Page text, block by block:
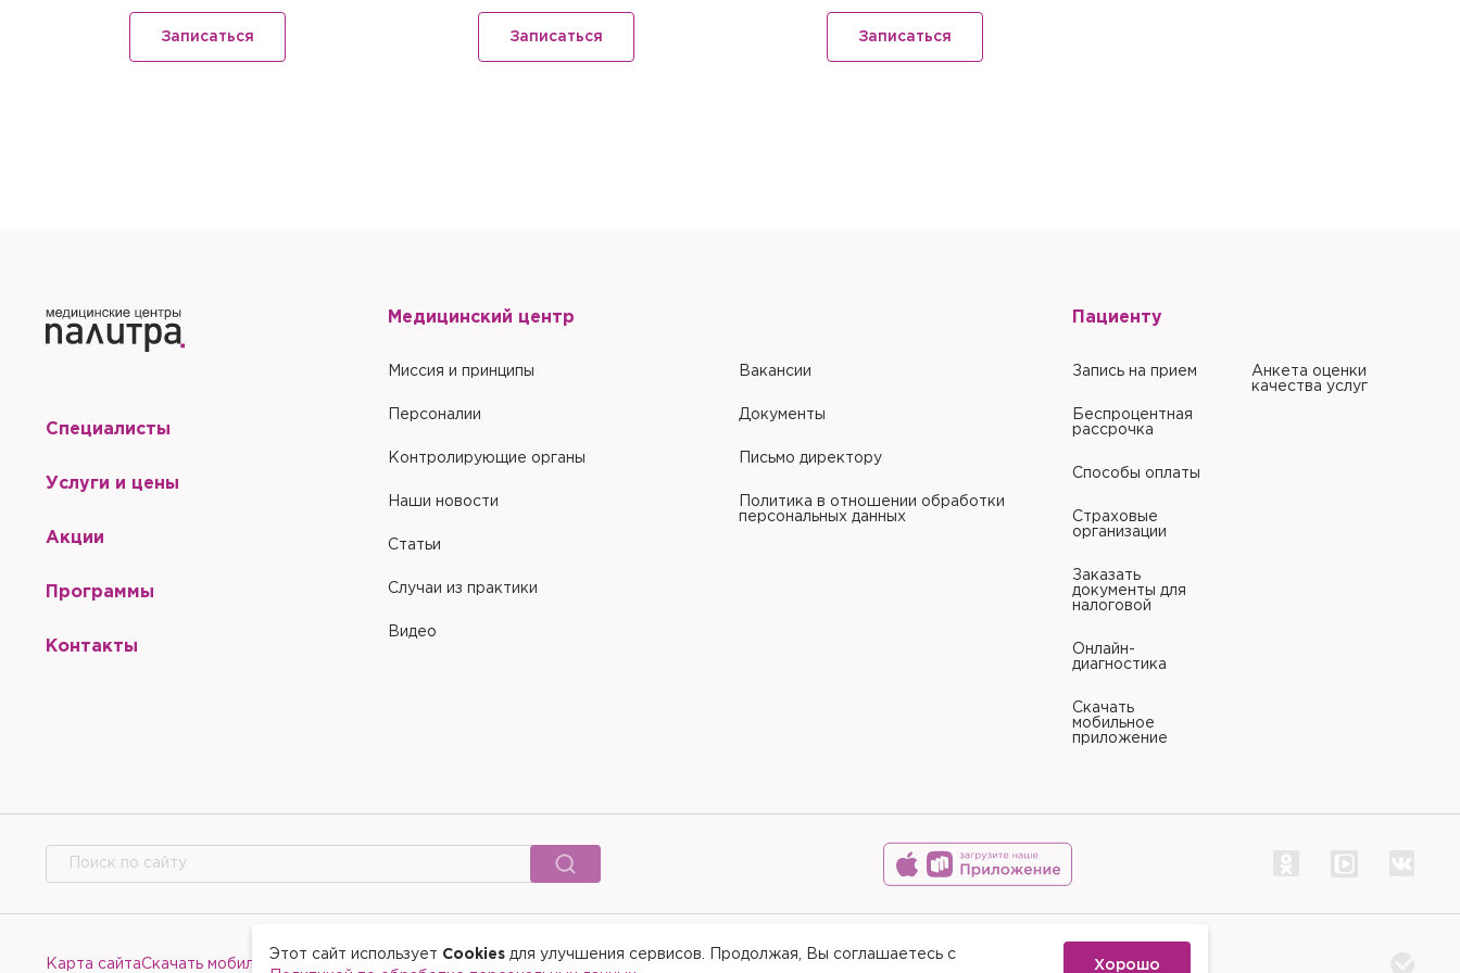
Записаться Записаться Записаться
Этот сайт использует Cookies для улучшения сервисов. Продолжая, Вы соглашаетесь с
Хорошо
Запомнить меня на этом компьютере
обработки персональных данных
Специалисты
Услуги и цены
Акции
Программы
Контакты
Медицинский центр
Миссия и принципы
Персоналии
Контролирующие органы
Наши новости
Статьи
Случаи из практики
Видео
Вакансии
Документы
Письмо директору
Политика в отношении обработки
персональных данных
Пациенту
Запись на прием
Беспроцентная
рассрочка
Способы оплаты
Страховые
организации
Заказать
документы для
налоговой
Онлайн-
диагностика
Скачать
мобильное
приложение
Анкета оценки
качества услуг
Карта сайтаСкачать мобильное приложение © 2015-2026 Медицинский центр «Палитра»